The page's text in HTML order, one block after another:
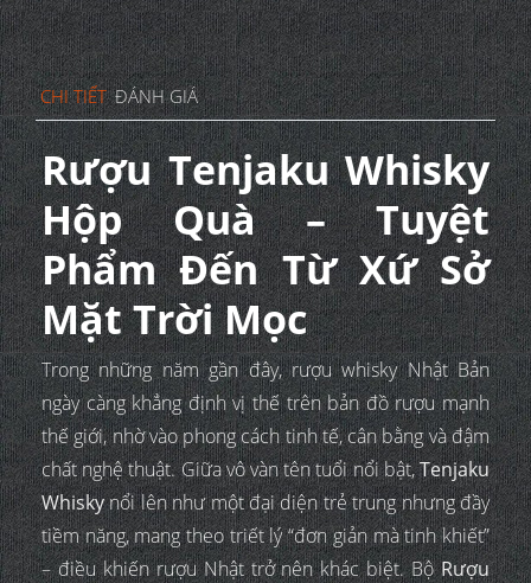
CHI TIẾT ĐÁNH GIÁ
Rượu Tenjaku Whisky
Hộp Quà – Tuyệt
Phẩm Đến Từ Xứ Sở
Mặt Trời Mọc
Trong những năm gần đây, rượu whisky Nhật Bản
ngày càng khẳng định vị thế trên bản đồ rượu mạnh
thế giới, nhờ vào phong cách tinh tế, cân bằng và đậm
chất nghệ thuật. Giữa vô vàn tên tuổi nổi bật,Tenjaku
Whiskynổi lên như một đại diện trẻ trung nhưng đầy
tiềm năng, mang theo triết lý “đơn giản mà tinh khiết”
– điều khiến rượu Nhật trở nên khác biệt. BộRượu